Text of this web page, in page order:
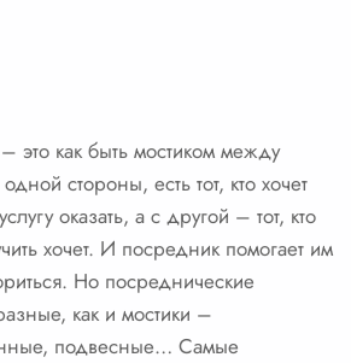
это как быть мостиком между
стороны, есть тот, кто хочет
оказать, а с другой – тот, кто
хочет. И посредник помогает им
Но посреднические
как и мостики –
подвесные… Самые